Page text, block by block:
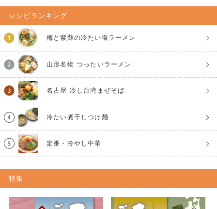
レシピランキング
梅と紫蘇の冷たい塩ラーメン
山形名物 つったいラーメン
名古屋 冷し台湾まぜそば
冷たい煮干しつけ麺
定番・冷やし中華
特集